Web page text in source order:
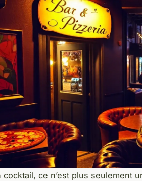
cocktail, ce n’est plus seulement